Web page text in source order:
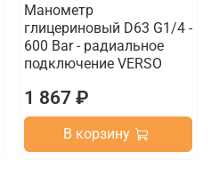
Манометр
глицериновый D63 G1/4 -
600 Bar - радиальное
подключение VERSO
1 867 ₽
В корзину